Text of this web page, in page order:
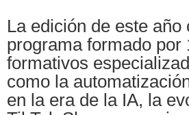
La edición de este
programa formado
formativos
como la
en la era de la IA, la